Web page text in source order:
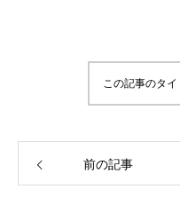
この記事のタ
前の記事